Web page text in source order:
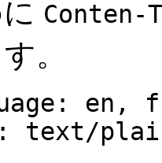
Conten-
。
en,
text/